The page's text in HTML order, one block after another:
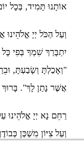
אוֹתָנוּ תָּמִיד, בְּכָל
וְעַל הַכֹּל יְיָ אֱלֹהֵינוּ
יִתְבָּרַךְ שִׁמְךָ בְּפִי כָּל
"וְאָכַלְתָּ וְשָׂבַעְתָּ,
אֲשֶּׁר נָתַן לָךְ". בָּרוּךְ
רַחֵם נָא יְיָ אֱלֹהֵינוּ
וְעַל צִיּוֹן מִשְׁכַּן